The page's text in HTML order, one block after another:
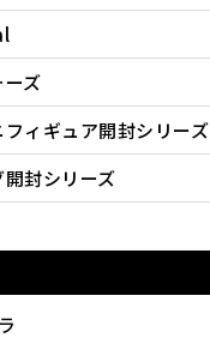
ーズ
ィギュア開封シリーズ
封シリーズ